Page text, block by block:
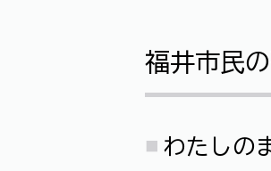
福井市民
わたしの